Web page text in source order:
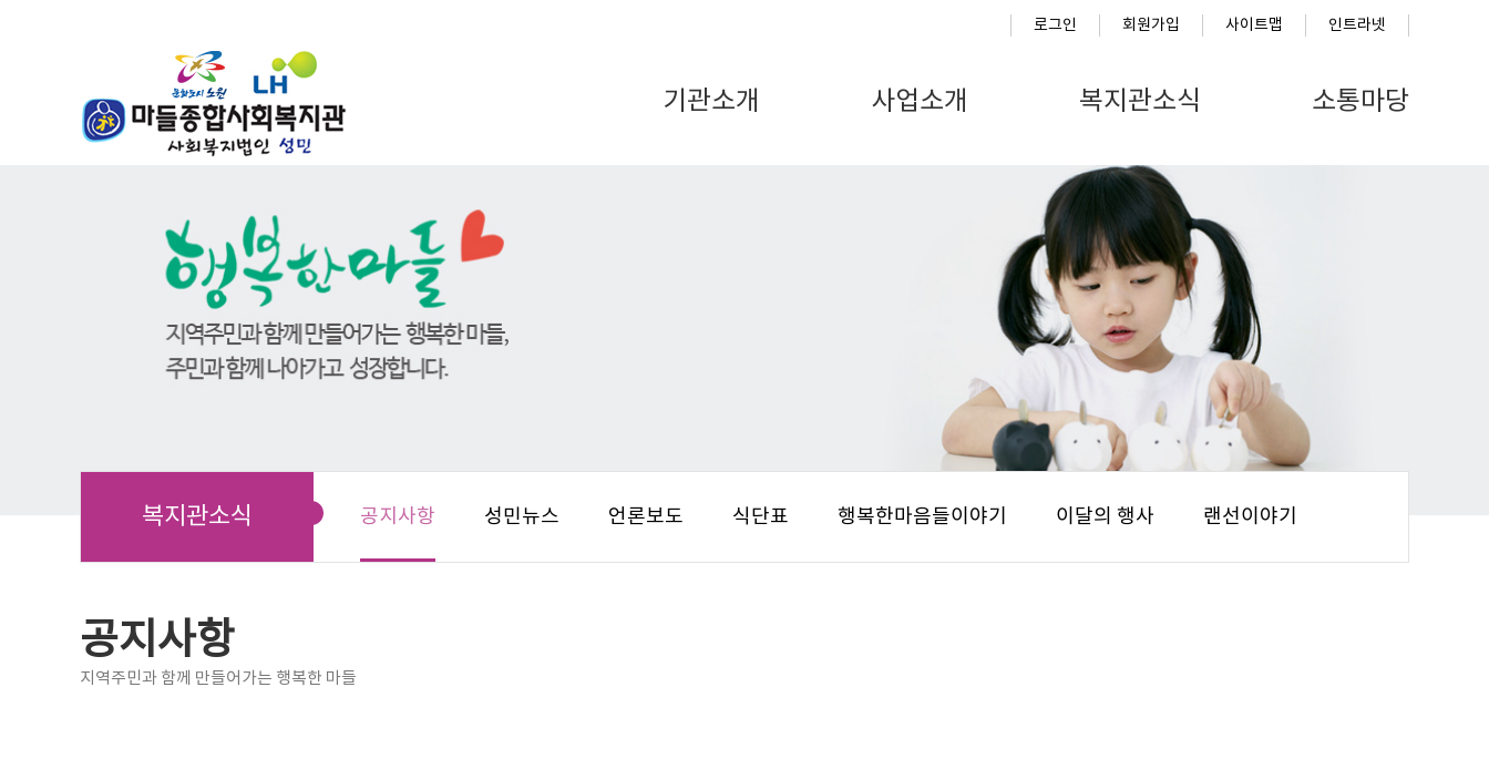
로그인 회원가입 사이트맵 인트라넷
기관소개 사업소개 복지관소식 소통마당
복지관소식 공지사항 성민뉴스 언론보도 식단표 행복한마음들이야기 이달의 행사 랜선이야기
공지사항
지역주민과 함께 만들어가는 행복한 마들